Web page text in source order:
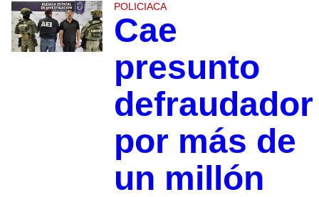
POLICIACA
Cae
presunto
defraudador
por más de
un millón